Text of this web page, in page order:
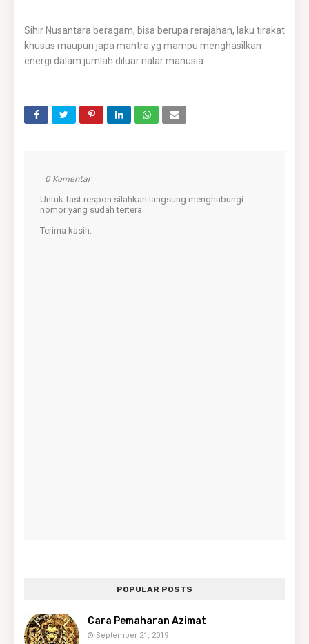
Sihir Nusantara beragam, bisa berupa rerajahan, laku tirakat
khusus maupun japa mantra yg mampu menghasilkan
energi dalam jumlah diluar nalar manusia
0 Komentar
Untuk fast respon silahkan langsung menghubungi
nomor yang sudah tertera.
Terima kasih.
POPULAR POSTS
Cara Pemaharan Azimat
September 21, 2019